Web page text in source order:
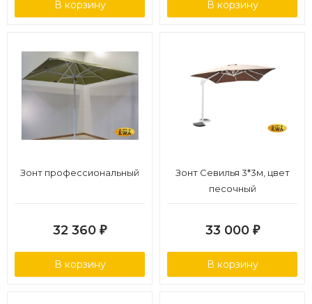
В корзину В корзину
Зонт профессиональный
32 360 ₽
В корзину
Зонт Севилья 3*3м, цвет
песочный
33 000 ₽
В корзину